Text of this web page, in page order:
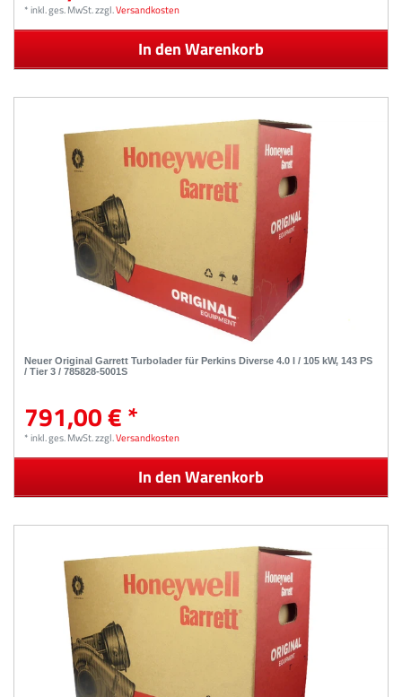
*inkl. ges. MwSt.zzgl.Versandkosten
In den Warenkorb
Neuer Original Garrett Turbolader für Perkins Diverse 4.0 l / 105 kW, 143 PS
/ Tier 3 / 785828-5001S
791,00 € *
*inkl. ges. MwSt.zzgl.Versandkosten
In den Warenkorb